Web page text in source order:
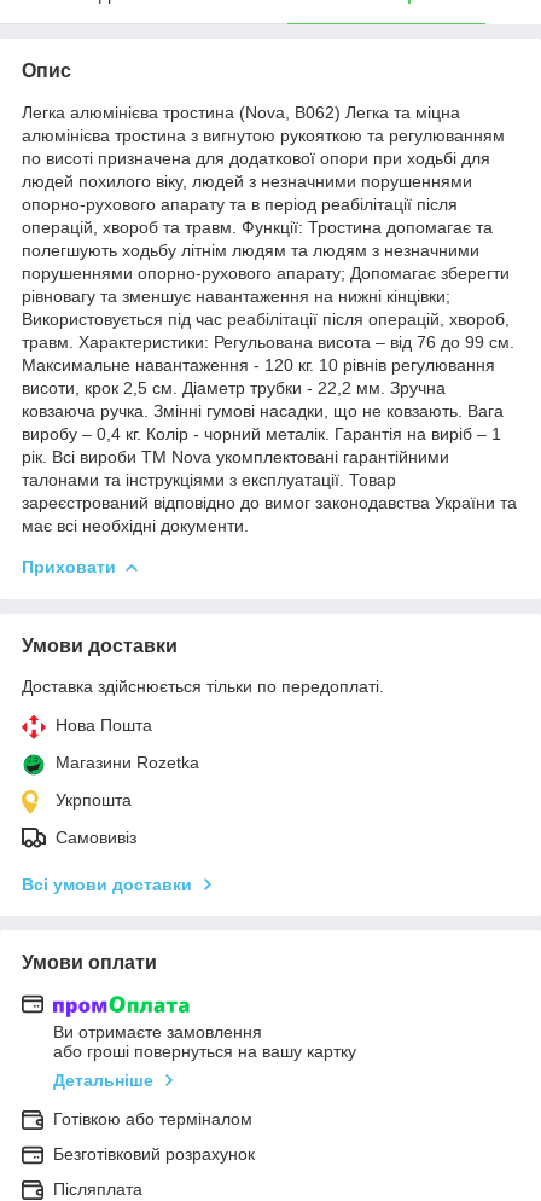
Опис
Легка алюмінієва тростина (Nova, B062) Легка та міцна
алюмінієва тростина з вигнутою рукояткою та регулюванням
по висоті призначена для додаткової опори при ходьбі для
людей похилого віку, людей з незначними порушеннями
опорно-рухового апарату та в період реабілітації після
операцій, хвороб та травм. Функції: Тростина допомагає та
полегшують ходьбу літнім людям та людям з незначними
порушеннями опорно-рухового апарату; Допомагає зберегти
рівновагу та зменшує навантаження на нижні кінцівки;
Використовується під час реабілітації після операцій, хвороб,
травм. Характеристики: Регульована висота – від 76 до 99 см.
Максимальне навантаження - 120 кг. 10 рівнів регулювання
висоти, крок 2,5 см. Діаметр трубки - 22,2 мм. Зручна
ковзаюча ручка. Змінні гумові насадки, що не ковзають. Вага
виробу – 0,4 кг. Колір - чорний металік. Гарантія на виріб – 1
рік. Всі вироби ТМ Nova укомплектовані гарантійними
талонами та інструкціями з експлуатації. Товар
зареєстрований відповідно до вимог законодавства України та
має всі необхідні документи.
Приховати
Умови доставки
Доставка здійснюється тільки по передоплаті.
Нова Пошта
Магазини Rozetka
Укрпошта
Самовивіз
Всі умови доставки
Умови оплати
Ви отримаєте замовлення
або гроші повернуться на вашу картку
Детальніше
Готівкою або терміналом
Безготівковий розрахунок
Післяплата